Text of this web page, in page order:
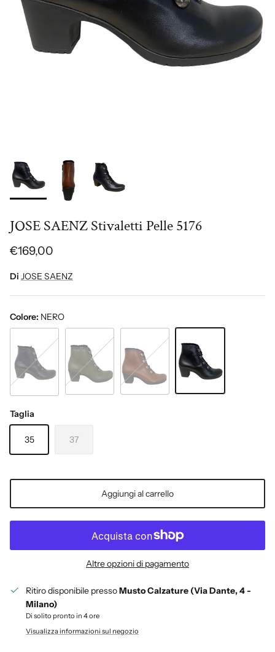
JOSE SAENZ Stivaletti Pelle 5176
€169,00
Di JOSE SAENZ
Colore: NERO
Taglia
35 37
Aggiungi al carrello
Altre opzioni di pagamento
Ritiro disponibile pressoMusto Calzature (Via Dante, 4 -
Milano)
Di solito pronto in 4 ore
Visualizza informazioni sul negozio